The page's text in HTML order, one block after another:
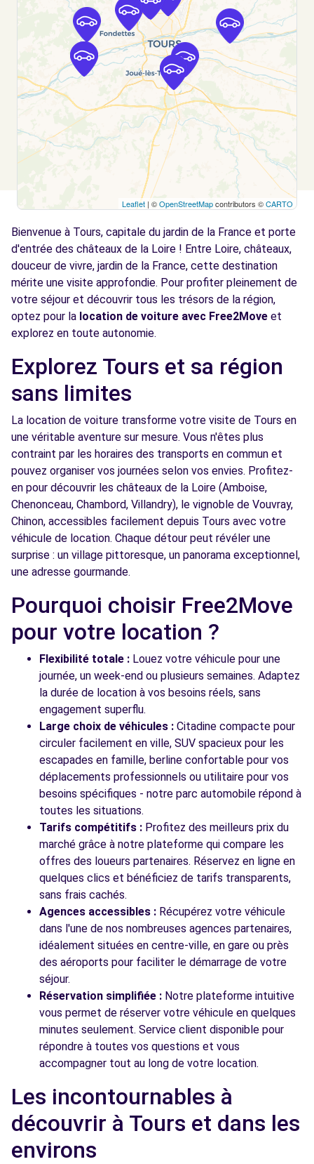
Voir l'agence
Free2Move Rent - AUTOMOBILES THIERRY
MERIGOT - FONDETTES (C)
km
4 RUE DES JONCHERIES
FONDETTES, 37230
Voir l'agence
Free2move Rent - ABCIS TOURAINE BY
AUTOSPHERE - CHAMBRAY-LÈS-TOURS (O)
6.8
CHAMBRAY-LÈS-TOURS, FR-37, 37170
Voir l'agence
Free2move Rent - ABCIS TOURAINE BY
AUTOSPHERE - CHAMBRAY-LÈS-TOURS (P)
6.8
CHAMBRAY LES TOURS, FR-37, 37170
Voir l'agence
Free2Move Rent - HEMERY AUTOMOBILE -
MONTLOUIS-SUR-LOIRE (C)
km
12 RUE PIERRE MAITRE
MONTLOUIS-SUR-LOIRE, 37270
Voir l'agence
Free2Move Rent - LUYNES AUTO RCV -
LUYNES (C)
ZI LE CHAPELET
LUYNES, 37230
Voir toutes les agences
Leaflet | ©OpenStreetMapcontributors ©CARTO
Bienvenue à Tours, capitale du jardin de la France et porte
d'entrée des châteaux de la Loire ! Entre Loire, châteaux,
douceur de vivre, jardin de la France, cette destination
mérite une visite approfondie. Pour profiter pleinement de
votre séjour et découvrir tous les trésors de la région,
optez pour la location de voiture avec Free2Move et
explorez en toute autonomie.
Explorez Tours et sa région
sans limites
La location de voiture transforme votre visite de Tours en
une véritable aventure sur mesure. Vous n'êtes plus
contraint par les horaires des transports en commun et
pouvez organiser vos journées selon vos envies. Profitez-
en pour découvrir les châteaux de la Loire (Amboise,
Chenonceau, Chambord, Villandry), le vignoble de Vouvray,
Chinon, accessibles facilement depuis Tours avec votre
véhicule de location. Chaque détour peut révéler une
surprise : un village pittoresque, un panorama exceptionnel,
une adresse gourmande.
Pourquoi choisir Free2Move
pour votre location ?
Flexibilité totale : Louez votre véhicule pour une
journée, un week-end ou plusieurs semaines. Adaptez
la durée de location à vos besoins réels, sans
engagement superflu.
Large choix de véhicules : Citadine compacte pour
circuler facilement en ville, SUV spacieux pour les
escapades en famille, berline confortable pour vos
déplacements professionnels ou utilitaire pour vos
besoins spécifiques - notre parc automobile répond à
toutes les situations.
Tarifs compétitifs : Profitez des meilleurs prix du
marché grâce à notre plateforme qui compare les
offres des loueurs partenaires. Réservez en ligne en
quelques clics et bénéficiez de tarifs transparents,
sans frais cachés.
Agences accessibles : Récupérez votre véhicule
dans l'une de nos nombreuses agences partenaires,
idéalement situées en centre-ville, en gare ou près
des aéroports pour faciliter le démarrage de votre
séjour.
Réservation simplifiée : Notre plateforme intuitive
vous permet de réserver votre véhicule en quelques
minutes seulement. Service client disponible pour
répondre à toutes vos questions et vous
accompagner tout au long de votre location.
Les incontournables à
découvrir à Tours et dans les
environs